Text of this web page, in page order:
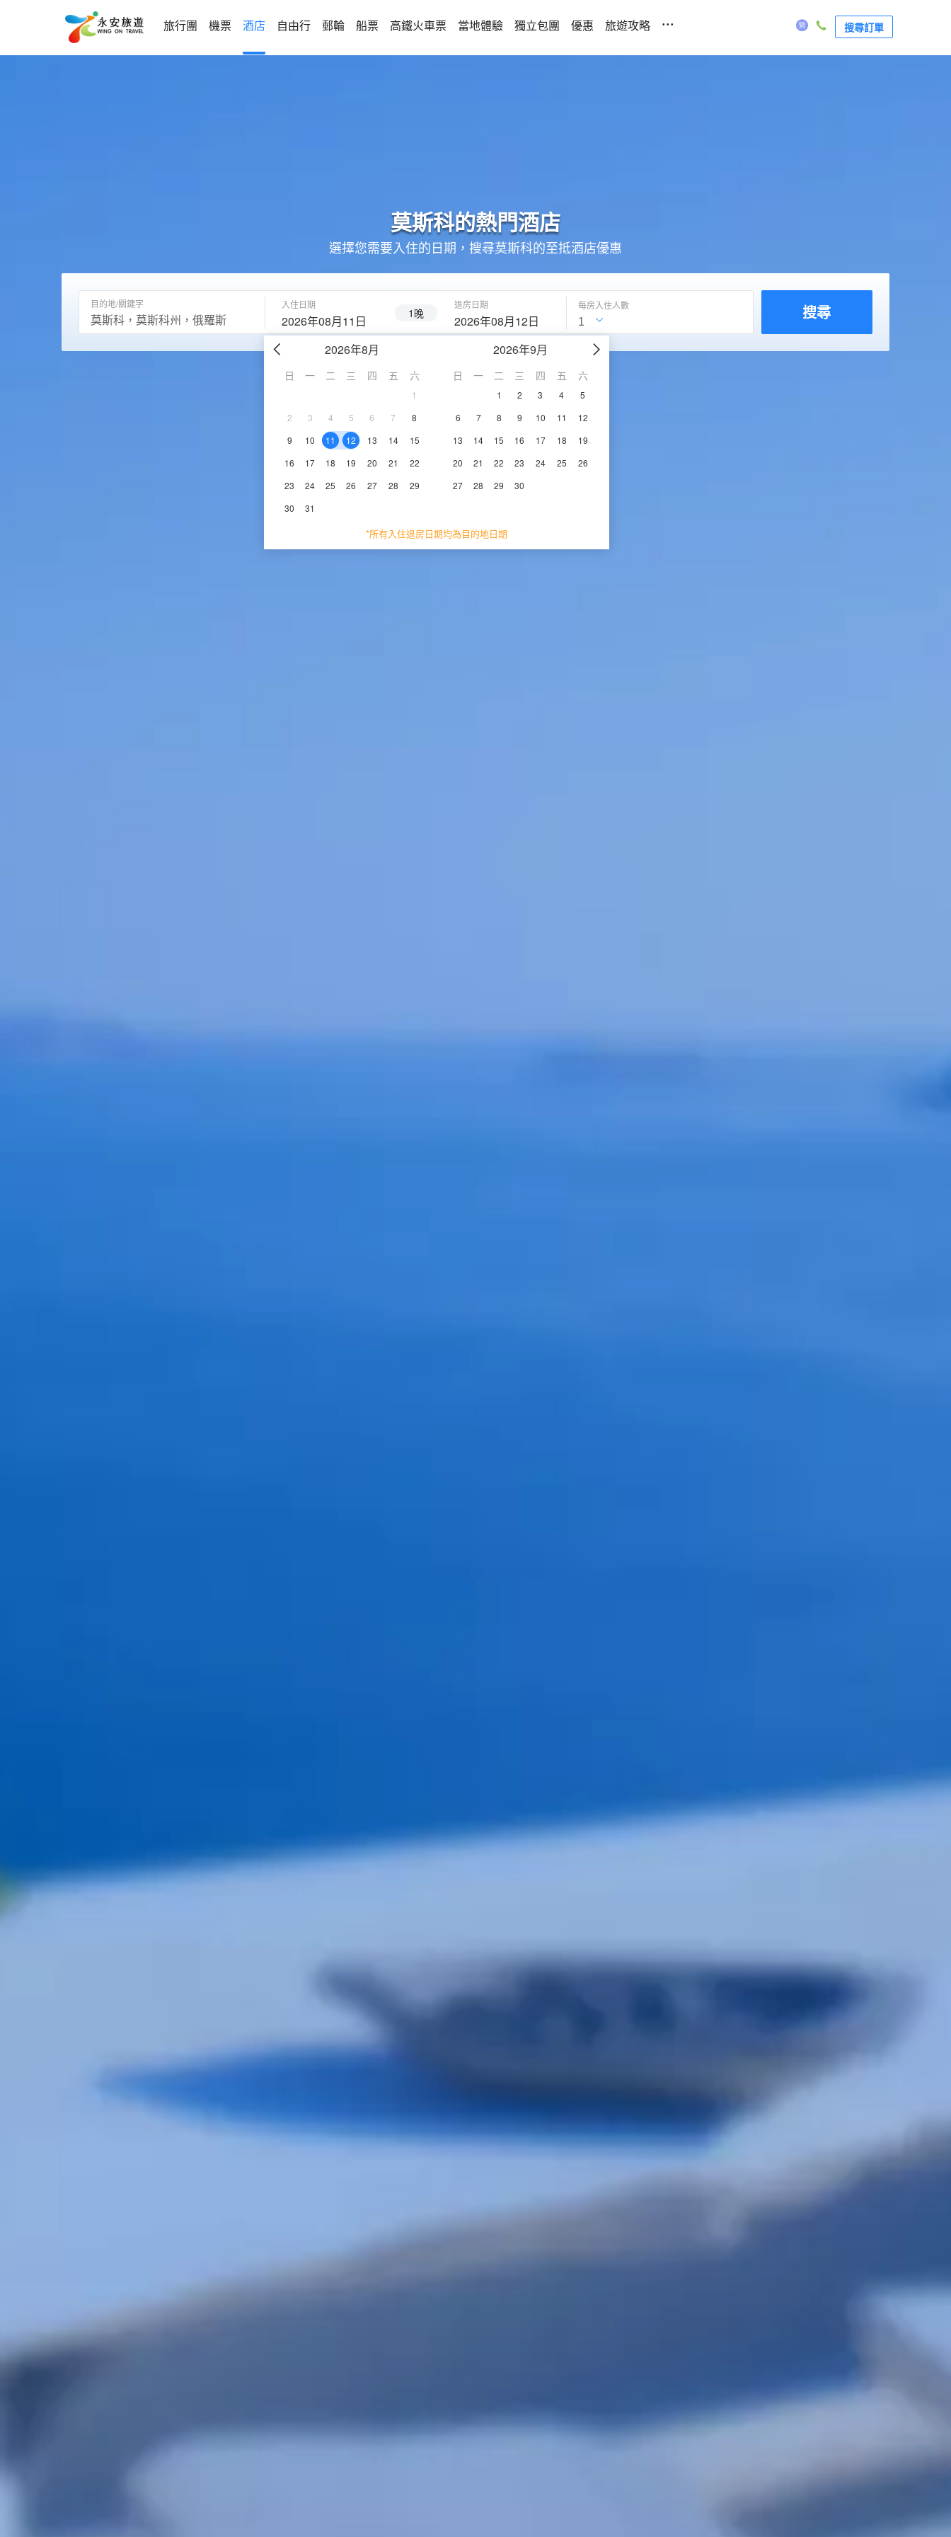
旅行團 機票 酒店 自由行 郵輪 船票 高鐵火車票 當地體驗 獨立包團 優惠 旅遊攻略 ... 搜尋訂單
莫斯科的熱門酒店
選擇您需要入住的日期，搜尋莫斯科的至抵酒店優惠
目的地/關鍵字 入住日期
2026年08月11日 1晚
退房日期
2026年08月12日
2026年8月
日 一 二 三 四 五 六
1
2
3 4 5 6 7
8
9
10 11 12 13 14
15
16
17 18 19 20 21
22
23
24 25 26 27 28
29
30
31
2026年9月
日 一 二 三 四 五 六
1 2 3 4
5
6
7 8 9 10 11
12
13
14 15 16 17 18
19
20
21 22 23 24 25
26
27
28 29 30
*所有入住退房日期均為目的地日期
每房入住人數 搜尋